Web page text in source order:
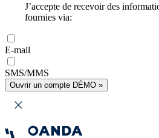
J’accepte de recevoir des
fournies via:
E-mail
SMS/MMS
Ouvrir un compte DÉMO »